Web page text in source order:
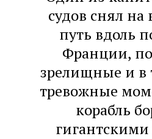
судов снял на
путь вдоль
Франции,
зрелищные и в
тревожные
корабль